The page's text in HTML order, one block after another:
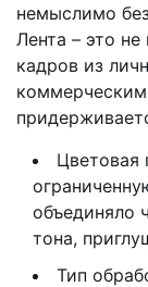
немыслимо
Лента – это
кадров из
Цветовая
объединяло
тона,
Тип